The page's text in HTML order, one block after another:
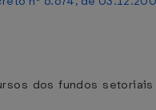
dos fundos